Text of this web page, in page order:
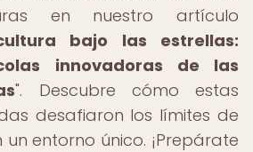
en nuestro artículo
bajo las estrellas:
innovadoras de las
". Descubre cómo estas
desafiaron los límites de
entorno único. ¡Prepárate